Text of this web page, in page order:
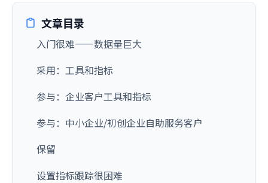
文章目录
入门很难——数据量巨大
采用：工具和指标
参与：企业客户工具和指标
参与：中小企业/初创企业自助服务客户
保留
设置指标跟踪很困难